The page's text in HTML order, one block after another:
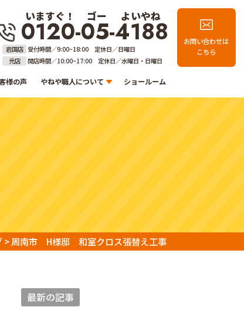
いますぐ！ ゴー よいやね
0120-05-4188
岩国店 受付時間／9:00~18:00 定休日／日曜日
光店
開店時間／10:00~17:00 定休日／水曜日・日曜日
様の声 やねや職人について ショールーム
お問い合わせは
こちら
>周南市 H様邸 和室クロス張替え工事
最新の記事